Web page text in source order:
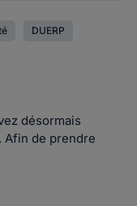
DUERP
désormais
Afin de prendre